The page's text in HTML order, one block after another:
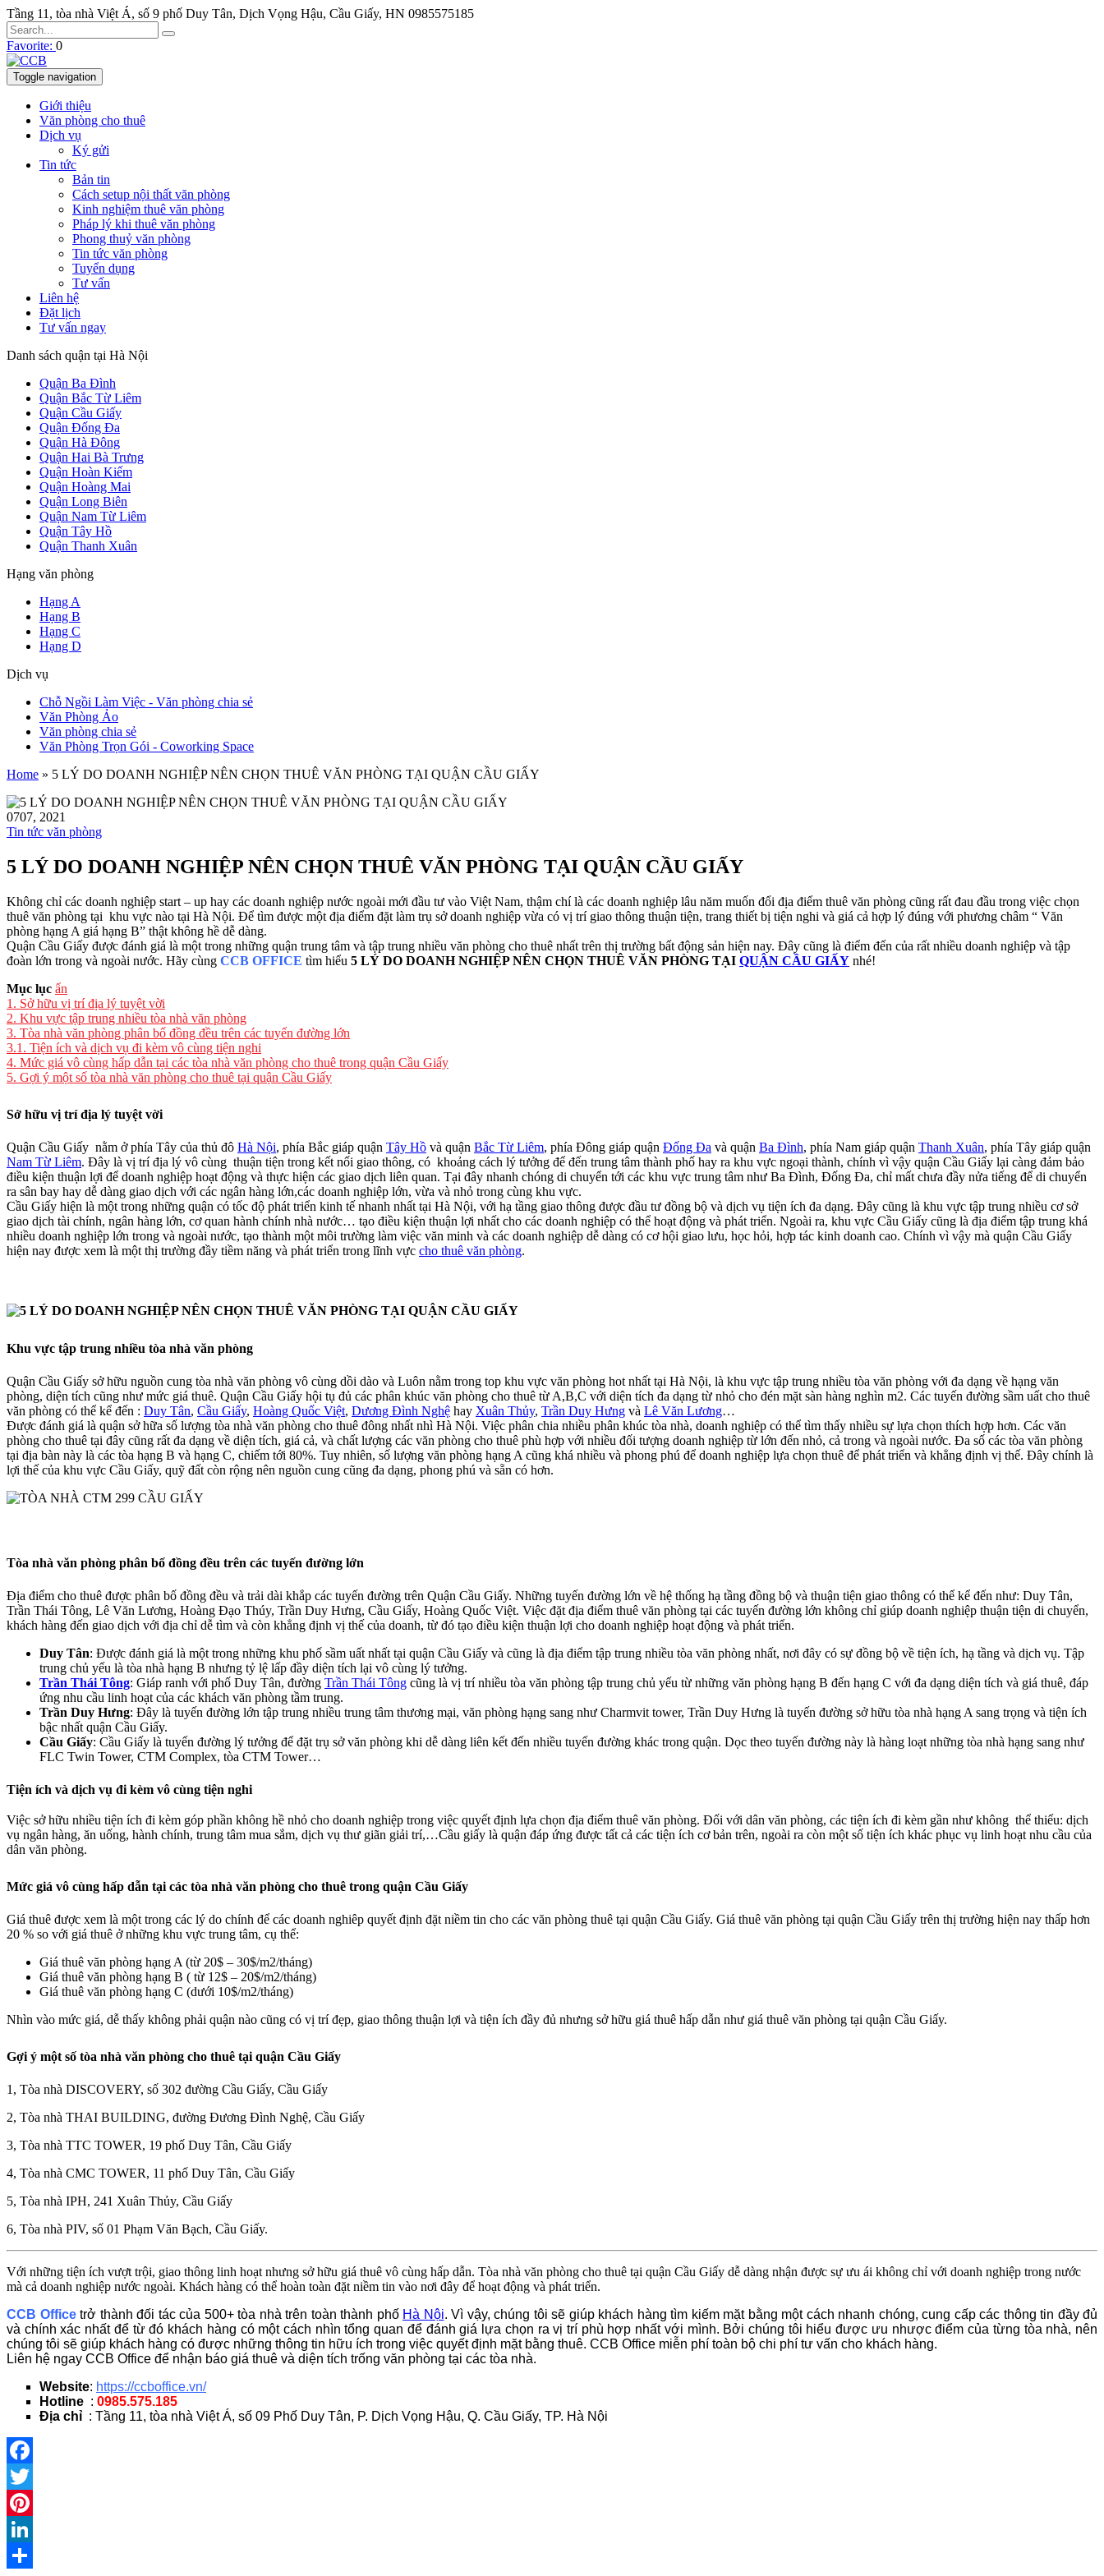
Tầng 11, tòa nhà Việt Á, số 9 phố Duy Tân, Dịch Vọng Hậu, Cầu Giấy, HN 0985575185
Favorite: 0
Toggle navigation
Giới thiệu
Văn phòng cho thuê
Dịch vụ
Ký gửi
Tin tức
Bản tin
Cách setup nội thất văn phòng
Kinh nghiệm thuê văn phòng
Pháp lý khi thuê văn phòng
Phong thuỷ văn phòng
Tin tức văn phòng
Tuyển dụng
Tư vấn
Liên hệ
Đặt lịch
Tư vấn ngay
Danh sách quận tại Hà Nội
Quận Ba Đình
Quận Bắc Từ Liêm
Quận Cầu Giấy
Quận Đống Đa
Quận Hà Đông
Quận Hai Bà Trưng
Quận Hoàn Kiếm
Quận Hoàng Mai
Quận Long Biên
Quận Nam Từ Liêm
Quận Tây Hồ
Quận Thanh Xuân
Hạng văn phòng
Hạng A
Hạng B
Hạng C
Hạng D
Dịch vụ
Chỗ Ngồi Làm Việc - Văn phòng chia sẻ
Văn Phòng Ảo
Văn phòng chia sẻ
Văn Phòng Trọn Gói - Coworking Space
Home » 5 LÝ DO DOANH NGHIỆP NÊN CHỌN THUÊ VĂN PHÒNG TẠI QUẬN CẦU GIẤY
0707, 2021
Tin tức văn phòng
5 LÝ DO DOANH NGHIỆP NÊN CHỌN THUÊ VĂN PHÒNG TẠI QUẬN CẦU GIẤY
Không chỉ các doanh nghiệp start – up hay các doanh nghiệp nước ngoài mới đầu tư vào Việt Nam, thậm chí là các doanh nghiệp lâu năm muốn đổi địa điểm thuê văn phòng cũng rất đau đầu trong việc chọn
thuê văn phòng tại khu vực nào tại Hà Nội. Để tìm được một địa điểm đặt làm trụ sở doanh nghiệp vừa có vị trí giao thông thuận tiện, trang thiết bị tiện nghi và giá cả hợp lý đúng với phương châm “ Văn
phòng hạng A giá hạng B” thật không hề dễ dàng.
Quận Cầu Giấy được đánh giá là một trong những quận trung tâm và tập trung nhiều văn phòng cho thuê nhất trên thị trường bất động sản hiện nay. Đây cũng là điểm đến của rất nhiều doanh nghiệp và tập
đoàn lớn trong và ngoài nước. Hãy cùng CCB OFFICE tìm hiểu 5 LÝ DO DOANH NGHIỆP NÊN CHỌN THUÊ VĂN PHÒNG TẠI QUẬN CẦU GIẤY nhé!
Mục lục ẩn
1. Sở hữu vị trí địa lý tuyệt vời
2. Khu vực tập trung nhiều tòa nhà văn phòng
3. Tòa nhà văn phòng phân bố đồng đều trên các tuyến đường lớn
3.1. Tiện ích và dịch vụ đi kèm vô cùng tiện nghi
4. Mức giá vô cùng hấp dẫn tại các tòa nhà văn phòng cho thuê trong quận Cầu Giấy
5. Gợi ý một số tòa nhà văn phòng cho thuê tại quận Cầu Giấy
Sở hữu vị trí địa lý tuyệt vời
Quận Cầu Giấy nằm ở phía Tây của thủ đô Hà Nội, phía Bắc giáp quận Tây Hồ và quận Bắc Từ Liêm, phía Đông giáp quận Đống Đa và quận Ba Đình, phía Nam giáp quận Thanh Xuân, phía Tây giáp quận
Nam Từ Liêm. Đây là vị trí địa lý vô cùng thuận tiện trong kết nối giao thông, có khoảng cách lý tưởng để đến trung tâm thành phố hay ra khu vực ngoại thành, chính vì vậy quận Cầu Giấy lại càng đảm bảo
điều kiện thuận lợi để doanh nghiệp hoạt động và thực hiện các giao dịch liên quan. Tại đây nhanh chóng di chuyển tới các khu vực trung tâm như Ba Đình, Đống Đa, chỉ mất chưa đầy nửa tiếng để di chuyển
ra sân bay hay dễ dàng giao dịch với các ngân hàng lớn,các doanh nghiệp lớn, vừa và nhỏ trong cùng khu vực.
Cầu Giấy hiện là một trong những quận có tốc độ phát triển kinh tế nhanh nhất tại Hà Nội, với hạ tầng giao thông được đầu tư đồng bộ và dịch vụ tiện ích đa dạng. Đây cũng là khu vực tập trung nhiều cơ sở
giao dịch tài chính, ngân hàng lớn, cơ quan hành chính nhà nước… tạo điều kiện thuận lợi nhất cho các doanh nghiệp có thể hoạt động và phát triển. Ngoài ra, khu vực Cầu Giấy cũng là địa điểm tập trung khá
nhiều doanh nghiệp lớn trong và ngoài nước, tạo thành một môi trường làm việc văn minh và các doanh nghiệp dễ dàng có cơ hội giao lưu, học hỏi, hợp tác kinh doanh cao. Chính vì vậy mà quận Cầu Giấy
hiện nay được xem là một thị trường đầy tiềm năng và phát triển trong lĩnh vực cho thuê văn phòng.
Khu vực tập trung nhiều tòa nhà văn phòng
Quận Cầu Giấy sở hữu nguồn cung tòa nhà văn phòng vô cùng dồi dào và Luôn nằm trong top khu vực văn phòng hot nhất tại Hà Nội, là khu vực tập trung nhiều tòa văn phòng với đa dạng về hạng văn
phòng, diện tích cũng như mức giá thuê. Quận Cầu Giấy hội tụ đủ các phân khúc văn phòng cho thuê từ A,B,C với diện tích đa dạng từ nhỏ cho đén mặt sàn hàng nghìn m2. Các tuyến đường sầm uất cho thuê
văn phòng có thể kể đến : Duy Tân, Cầu Giấy, Hoàng Quốc Việt, Dương Đình Nghệ hay Xuân Thủy, Trần Duy Hưng và Lê Văn Lương…
Được đánh giá là quận sở hữa số lượng tòa nhà văn phòng cho thuê đông nhất nhì Hà Nội. Việc phân chia nhiều phân khúc tòa nhà, doanh nghiệp có thể tìm thấy nhiều sự lựa chọn thích hợp hơn. Các văn
phòng cho thuê tại đây cũng rất đa dạng về diện tích, giá cả, và chất lượng các văn phòng cho thuê phù hợp với nhiều đối tượng doanh nghiệp từ lớn đến nhỏ, cả trong và ngoài nước. Đa số các tòa văn phòng
tại địa bàn này là các tòa hạng B và hạng C, chiếm tới 80%. Tuy nhiên, số lượng văn phòng hạng A cũng khá nhiều và phong phú để doanh nghiệp lựa chọn thuê để phát triển và khẳng định vị thế. Đây chính là
lợi thế của khu vực Cầu Giấy, quỹ đất còn rộng nên nguồn cung cũng đa dạng, phong phú và sẵn có hơn.
Tòa nhà văn phòng phân bố đồng đều trên các tuyến đường lớn
Địa điểm cho thuê được phân bố đồng đều và trải dài khắp các tuyến đường trên Quận Cầu Giấy. Những tuyến đường lớn về hệ thống hạ tầng đồng bộ và thuận tiện giao thông có thể kể đến như: Duy Tân,
Trần Thái Tông, Lê Văn Lương, Hoàng Đạo Thúy, Trần Duy Hưng, Cầu Giấy, Hoàng Quốc Việt. Việc đặt địa điểm thuê văn phòng tại các tuyến đường lớn không chỉ giúp doanh nghiệp thuận tiện di chuyển,
khách hàng đến giao dịch với địa chỉ dễ tìm và còn khẳng định vị thế của doanh, từ đó tạo điều kiện thuận lợi cho doanh nghiệp hoạt động và phát triển.
Duy Tân: Được đánh giá là một trong những khu phố sầm uất nhất tại quận Cầu Giấy và cũng là địa điểm tập trung nhiều tòa văn phòng nhất, nơi đây có sự đồng bộ về tiện ích, hạ tầng và dịch vụ. Tập
trung chủ yếu là tòa nhà hạng B nhưng tỷ lệ lấp đầy diện tích lại vô cùng lý tưởng.
Trần Thái Tông: Giáp ranh với phố Duy Tân, đường Trần Thái Tông cũng là vị trí nhiều tòa văn phòng tập trung chủ yếu từ những văn phòng hạng B đến hạng C với đa dạng diện tích và giá thuê, đáp
ứng nhu cầu linh hoạt của các khách văn phòng tầm trung.
Trần Duy Hưng: Đây là tuyến đường lớn tập trung nhiều trung tâm thương mại, văn phòng hạng sang như Charmvit tower, Trần Duy Hưng là tuyến đường sở hữu tòa nhà hạng A sang trọng và tiện ích
bậc nhất quận Cầu Giấy.
Cầu Giấy: Cầu Giấy là tuyến đường lý tưởng để đặt trụ sở văn phòng khi dễ dàng liên kết đến nhiều tuyến đường khác trong quận. Dọc theo tuyến đường này là hàng loạt những tòa nhà hạng sang như
FLC Twin Tower, CTM Complex, tòa CTM Tower…
Tiện ích và dịch vụ đi kèm vô cùng tiện nghi
Việc sở hữu nhiều tiện ích đi kèm góp phần không hề nhỏ cho doanh nghiệp trong việc quyết định lựa chọn địa điểm thuê văn phòng. Đối với dân văn phòng, các tiện ích đi kèm gần như không thể thiếu: dịch
vụ ngân hàng, ăn uống, hành chính, trung tâm mua sắm, dịch vụ thư giãn giải trí,…Cầu giấy là quận đáp ứng được tất cả các tiện ích cơ bản trên, ngoài ra còn một số tiện ích khác phục vụ linh hoạt nhu cầu của
dân văn phòng.
Mức giá vô cùng hấp dẫn tại các tòa nhà văn phòng cho thuê trong quận Cầu Giấy
Giá thuê được xem là một trong các lý do chính để các doanh nghiêp quyết định đặt niềm tin cho các văn phòng thuê tại quận Cầu Giấy. Giá thuê văn phòng tại quận Cầu Giấy trên thị trường hiện nay thấp hơn
20 % so với giá thuê ở những khu vực trung tâm, cụ thể:
Giá thuê văn phòng hạng A (từ 20$ – 30$/m2/tháng)
Giá thuê văn phòng hạng B ( từ 12$ – 20$/m2/tháng)
Giá thuê văn phòng hạng C (dưới 10$/m2/tháng)
Nhìn vào mức giá, dễ thấy không phải quận nào cũng có vị trí đẹp, giao thông thuận lợi và tiện ích đầy đủ nhưng sở hữu giá thuê hấp dẫn như giá thuê văn phòng tại quận Cầu Giấy.
Gợi ý một số tòa nhà văn phòng cho thuê tại quận Cầu Giấy
1, Tòa nhà DISCOVERY, số 302 đường Cầu Giấy, Cầu Giấy
2, Tòa nhà THAI BUILDING, đường Đương Đình Nghệ, Cầu Giấy
3, Tòa nhà TTC TOWER, 19 phố Duy Tân, Cầu Giấy
4, Tòa nhà CMC TOWER, 11 phố Duy Tân, Cầu Giấy
5, Tòa nhà IPH, 241 Xuân Thủy, Cầu Giấy
6, Tòa nhà PIV, số 01 Phạm Văn Bạch, Cầu Giấy.
Với những tiện ích vượt trội, giao thông linh hoạt nhưng sở hữu giá thuê vô cùng hấp dẫn. Tòa nhà văn phòng cho thuê tại quận Cầu Giấy dễ dàng nhận được sự ưu ái không chỉ với doanh nghiệp trong nước
mà cả doanh nghiệp nước ngoài. Khách hàng có thể hoàn toàn đặt niềm tin vào nơi đây để hoạt động và phát triển.
CCB Office trở thành đối tác của 500+ tòa nhà trên toàn thành phố Hà Nội. Vì vậy, chúng tôi sẽ giúp khách hàng tìm kiếm mặt bằng một cách nhanh chóng, cung cấp các thông tin đầy đủ
và chính xác nhất để từ đó khách hàng có một cách nhìn tổng quan để đánh giá lựa chọn ra vị trí phù hợp nhất với mình. Bởi chúng tôi hiểu được ưu nhược điểm của từng tòa nhà, nên
chúng tôi sẽ giúp khách hàng có được những thông tin hữu ích trong việc quyết định mặt bằng thuê. CCB Office miễn phí toàn bộ chi phí tư vấn cho khách hàng.
Liên hệ ngay CCB Office để nhận báo giá thuê và diện tích trống văn phòng tại các tòa nhà.
Website: https://ccboffice.vn/
Hotline : 0985.575.185
Địa chỉ : Tầng 11, tòa nhà Việt Á, số 09 Phố Duy Tân, P. Dịch Vọng Hậu, Q. Cầu Giấy, TP. Hà Nội
Facebook
Twitter
Pinterest
LinkedIn